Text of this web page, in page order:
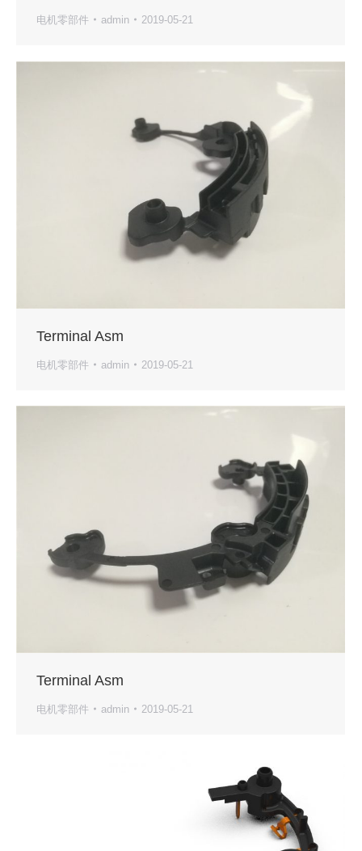
电机零部件 admin 2019-05-21
Terminal Asm
电机零部件 admin 2019-05-21
Terminal Asm
电机零部件 admin 2019-05-21